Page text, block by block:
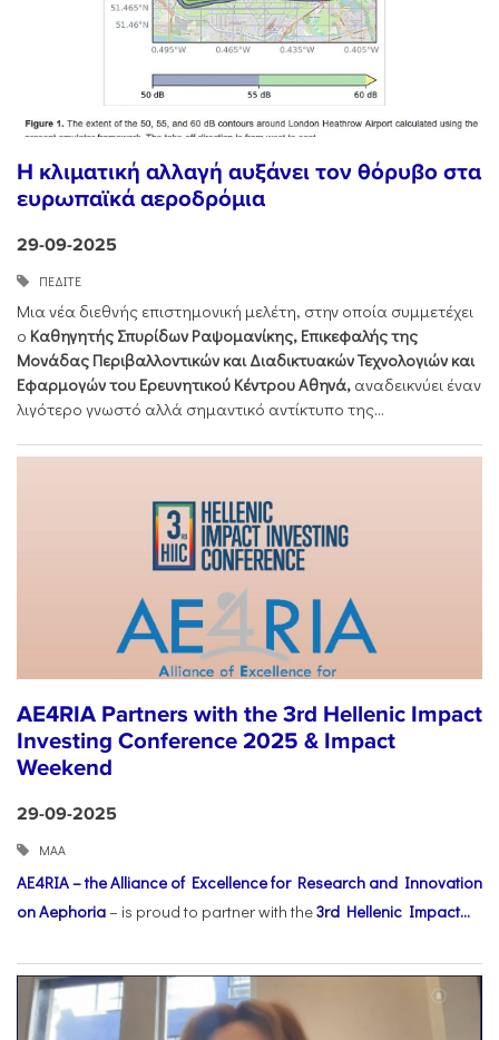
Η κλιματική αλλαγή αυξάνει τον θόρυβο στα
ευρωπαϊκά αεροδρόμια
29-09-2025
ΠEΔIΤΕ
Μια νέα διεθνής επιστημονική μελέτη, στην οποία συμμετέχει
ο Kαθηγητής Σπυρίδων Ραψομανίκης, Επικεφαλής της
Μονάδας Περιβαλλοντικών και Διαδικτυακών Τεχνολογιών και
Εφαρμογών του Ερευνητικού Κέντρου Αθηνά, αναδεικνύει έναν
λιγότερο γνωστό αλλά σημαντικό αντίκτυπο της...
AE4RIA Partners with the 3rd Hellenic Impact
Investing Conference 2025 & Impact
Weekend
29-09-2025
ΜΑΑ
AE4RIA – the Alliance of Excellence for Research and Innovation
on Aephoria– is proud to partner with the3rd Hellenic Impact...